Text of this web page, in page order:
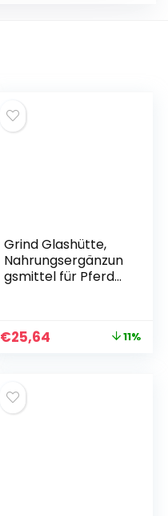
Grind Glashütte,
Nahrungsergänzun
gsmittel für Pferde,
ng 2, 2 kg
€25,64 11%